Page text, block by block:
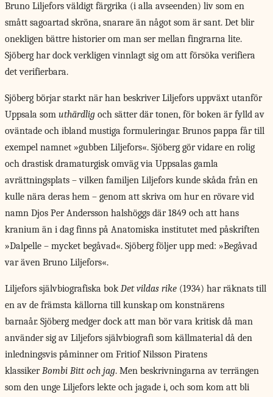
Bruno Liljefors väldigt färgrika (i alla avseenden) liv som en
smått sagoartad skröna, snarare än något som är sant. Det blir
onekligen bättre historier om man ser mellan fingrarna lite.
Sjöberg har dock verkligen vinnlagt sig om att försöka verifiera
det verifierbara.
Sjöberg börjar starkt när han beskriver Liljefors uppväxt utanför
Uppsala som uthärdlig och sätter där tonen, för boken är fylld av
oväntade och ibland mustiga formuleringar. Brunos pappa får till
exempel namnet »gubben Liljefors«. Sjöberg gör vidare en rolig
och drastisk dramaturgisk omväg via Uppsalas gamla
avrättningsplats – vilken familjen Liljefors kunde skåda från en
kulle nära deras hem – genom att skriva om hur en rövare vid
namn Djos Per Andersson halshöggs där 1849 och att hans
kranium än i dag finns på Anatomiska institutet med påskriften
»Dalpelle – mycket begåvad«. Sjöberg följer upp med: »Begåvad
var även Bruno Liljefors«.
Liljefors självbiografiska bok Det vildas rike (1934) har räknats till
en av de främsta källorna till kunskap om konstnärens
barnaår. Sjöberg medger dock att man bör vara kritisk då man
använder sig av Liljefors självbiografi som källmaterial då den
inledningsvis påminner om Fritiof Nilsson Piratens
klassikerBombi Bitt och jag. Men beskrivningarna av terrängen
som den unge Liljefors lekte och jagade i, och som kom att bli